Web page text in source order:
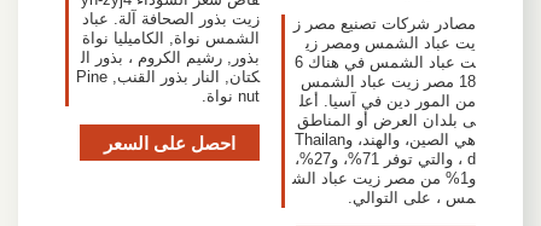
مصادر شركات تصنيع مصر ز
يت عباد الشمس ومصر زي
ت عباد الشمس في هناك 6
18 مصر زيت عباد الشمس
من المور دين في آسيا. أعل
ى بلدان العرض أو المناطق
هي الصين، والهند، وThailan
d ، والتي توفر 71%، و27%،
و1% من مصر زيت عباد الش
مس ، على التوالي.
زيت بذور الصحافة آلة. عباد
الشمس نواة, الكاميليا نواة
بذور, رشيم الكروم ، بذور ال
كتان, النار بذور القنب, Pine
nut نواة.
احصل على السعر